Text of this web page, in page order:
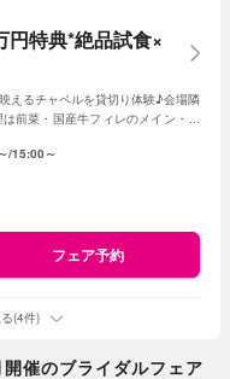
円特典*絶品試食×
えるチャペルを貸切り体験♪会場隣
前菜・国産牛フィレのメイン・デ
15:00～
フェア予約
(4件)
催のブライダルフェア